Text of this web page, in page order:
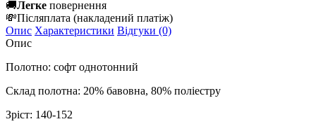
🚚Легке повернення
💸Післяплата (накладений платіж)
Опис Характеристики Відгуки (0)
Опис
Полотно: софт однотонний
Склад полотна: 20% бавовна, 80% поліестру
Зріст: 140-152